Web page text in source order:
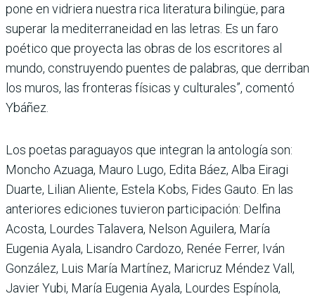
pone en vidriera nuestra rica literatura bilingüe, para
superar la mediterraneidad en las letras. Es un faro
poético que proyecta las obras de los escritores al
mundo, construyendo puentes de palabras, que derriban
los muros, las fronteras físicas y culturales”, comentó
Ybáñez.
Los poetas paraguayos que integran la antología son:
Moncho Azuaga, Mauro Lugo, Edita Báez, Alba Eiragi
Duarte, Lilian Aliente, Estela Kobs, Fides Gauto. En las
anteriores ediciones tuvieron participación: Delfina
Acosta, Lourdes Talavera, Nelson Aguilera, María
Eugenia Ayala, Lisandro Cardozo, Renée Ferrer, Iván
González, Luis María Martínez, Maricruz Méndez Vall,
Javier Yubi, María Eugenia Ayala, Lourdes Espínola,